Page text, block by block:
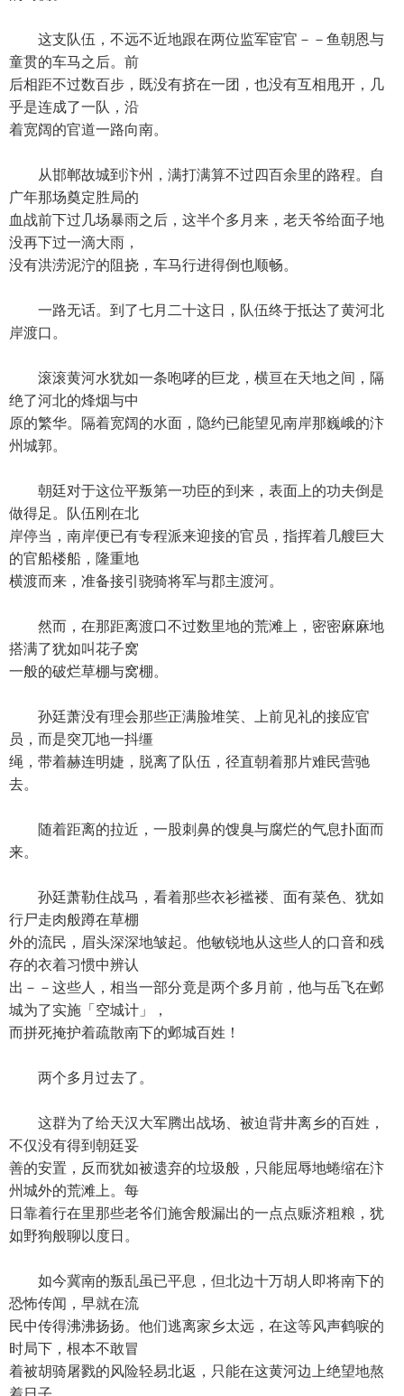
这支队伍，不远不近地跟在两位监军宦官－－鱼朝恩与
童贯的车马之后。前
后相距不过数百步，既没有挤在一团，也没有互相甩开，几
乎是连成了一队，沿
着宽阔的官道一路向南。
从邯郸故城到汴州，满打满算不过四百余里的路程。自
广年那场奠定胜局的
血战前下过几场暴雨之后，这半个多月来，老天爷给面子地
没再下过一滴大雨，
没有洪涝泥泞的阻挠，车马行进得倒也顺畅。
一路无话。到了七月二十这日，队伍终于抵达了黄河北
岸渡口。
滚滚黄河水犹如一条咆哮的巨龙，横亘在天地之间，隔
绝了河北的烽烟与中
原的繁华。隔着宽阔的水面，隐约已能望见南岸那巍峨的汴
州城郭。
朝廷对于这位平叛第一功臣的到来，表面上的功夫倒是
做得足。队伍刚在北
岸停当，南岸便已有专程派来迎接的官员，指挥着几艘巨大
的官船楼船，隆重地
横渡而来，准备接引骁骑将军与郡主渡河。
然而，在那距离渡口不过数里地的荒滩上，密密麻麻地
搭满了犹如叫花子窝
一般的破烂草棚与窝棚。
孙廷萧没有理会那些正满脸堆笑、上前见礼的接应官
员，而是突兀地一抖缰
绳，带着赫连明婕，脱离了队伍，径直朝着那片难民营驰
去。
随着距离的拉近，一股刺鼻的馊臭与腐烂的气息扑面而
来。
孙廷萧勒住战马，看着那些衣衫褴褛、面有菜色、犹如
行尸走肉般蹲在草棚
外的流民，眉头深深地皱起。他敏锐地从这些人的口音和残
存的衣着习惯中辨认
出－－这些人，相当一部分竟是两个多月前，他与岳飞在邺
城为了实施「空城计」，
而拼死掩护着疏散南下的邺城百姓！
两个多月过去了。
这群为了给天汉大军腾出战场、被迫背井离乡的百姓，
不仅没有得到朝廷妥
善的安置，反而犹如被遗弃的垃圾般，只能屈辱地蜷缩在汴
州城外的荒滩上。每
日靠着行在里那些老爷们施舍般漏出的一点点赈济粗粮，犹
如野狗般聊以度日。
如今冀南的叛乱虽已平息，但北边十万胡人即将南下的
恐怖传闻，早就在流
民中传得沸沸扬扬。他们逃离家乡太远，在这等风声鹤唳的
时局下，根本不敢冒
着被胡骑屠戮的风险轻易北返，只能在这黄河边上绝望地熬